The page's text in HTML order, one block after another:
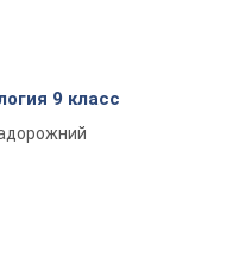
9 класс